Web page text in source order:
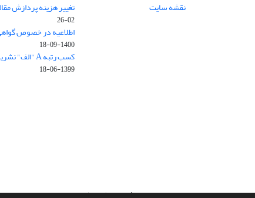
نقشه سایت تغییر هزینه پردازش
02-26
اطلاعیه در خصوص
1400-09-18
کسب رتبه A "الف" نشریه مهندسی سازه و ساخت
1399-06-18